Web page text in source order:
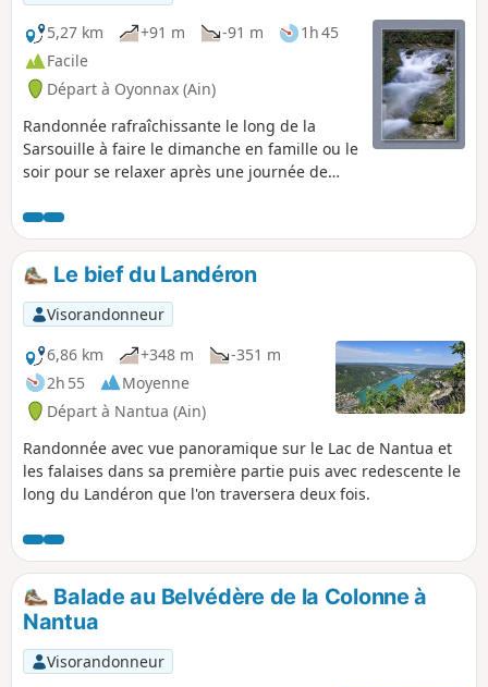
5,27 km
+91 m -91 m
1h 45
Facile
Départ à Oyonnax (Ain)
Randonnée rafraîchissante le long de la
Sarsouille à faire le dimanche en famille ou le
soir pour se relaxer après une journée de
neige ou massifs d'ails des ours au
printemps. Calme assuré aux portes de la
ville.Le bief du Landéron
Visorandonneur
6,86 km
+348 m
-351 m
2h 55
Moyenne
Départ à Nantua (Ain)
Randonnée avec vue panoramique sur le Lac de Nantua et
les falaises dans sa première partie puis avec redescente le
long du Landéron que l'on traversera deux fois.
Balade au Belvédère de la Colonne à
Nantua
Visorandonneur